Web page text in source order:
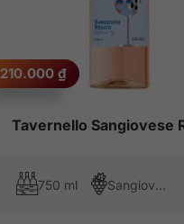
Tavernello Sangiovese
210.000 ₫
750 ml Sangiovese